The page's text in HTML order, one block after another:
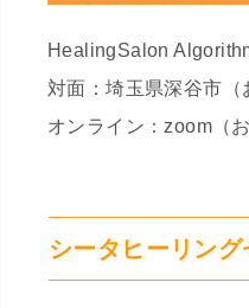
HealingSalon
対面：埼玉県深谷市（
オンライン：zoom（
シータヒーリン